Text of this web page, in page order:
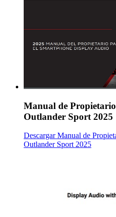
Manual de
Outlander Sport 2025
Descargar Manual de
Outlander Sport 2025